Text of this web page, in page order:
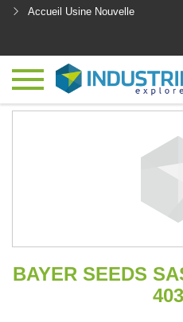
Accueil Usine Nouvelle
BAYER SEEDS